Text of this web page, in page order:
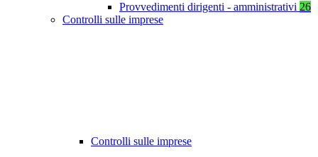
Provvedimenti dirigenti - amministrativi 26
Controlli sulle imprese
Controlli sulle imprese